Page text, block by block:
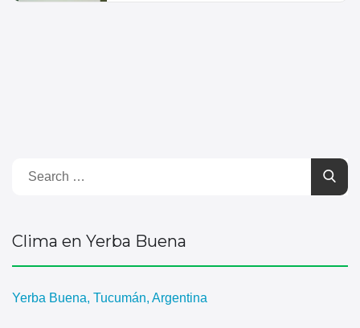
Clima en Yerba Buena
Yerba Buena, Tucumán, Argentina